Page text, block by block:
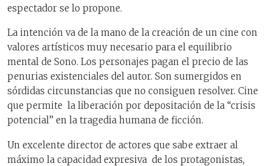
espectador se lo propone.
La intención va de la mano de la creación de un cine con
valores artísticos muy necesario para el equilibrio
mental de Sono. Los personajes pagan el precio de las
penurias existenciales del autor. Son sumergidos en
sórdidas circunstancias que no consiguen resolver. Cine
que permite la liberación por depositación de la “crisis
potencial” en la tragedia humana de ficción.
Un excelente director de actores que sabe extraer al
máximo la capacidad expresiva de los protagonistas,